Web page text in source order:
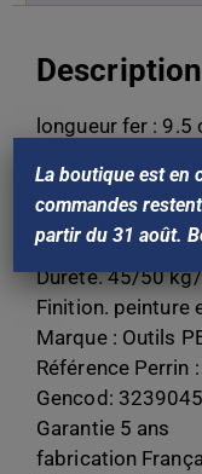
Description
longueur fer : 9.5
matière. acier.
fabrication.
épaisseur. 1,2.
Dureté. 45/50
Finition. peinture
Marque : Outils
Référence Perrin
Gencod:
Garantie 5 ans
fabrication
La boutique est en
commandes
partir du 31 août.